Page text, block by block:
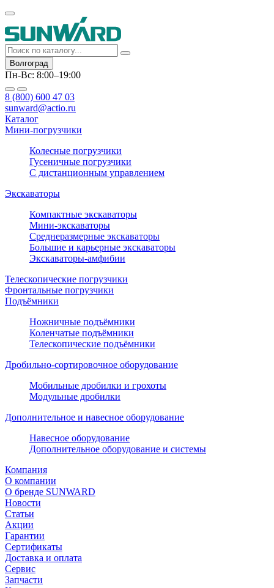
Волгоград
Пн-Вс: 8:00–19:00
8 (800) 600 47 03
sunward@actio.ru
Каталог
Мини-погрузчики
Колесные погрузчики
Гусеничные погрузчики
С дистанционным управлением
Экскаваторы
Компактные экскаваторы
Мини-экскаваторы
Среднеразмерные экскаваторы
Большие и карьерные экскаваторы
Экскаваторы-амфибии
Телескопические погрузчики
Фронтальные погрузчики
Подъёмники
Ножничные подъёмники
Коленчатые подъёмники
Телескопические подъёмники
Дробильно-сортировочное оборудование
Мобильные дробилки и грохоты
Модульные дробилки
Дополнительное и навесное оборудование
Навесное оборудование
Дополнительное оборудование и системы
Компания
О компании
О бренде SUNWARD
Новости
Статьи
Акции
Гарантии
Сертификаты
Доставка и оплата
Сервис
Запчасти